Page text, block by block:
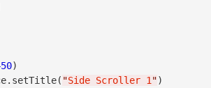
)
"Side Scroller 1 ")